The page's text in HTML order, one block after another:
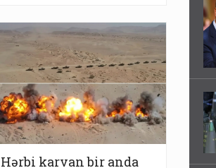
Hərbi karvan bir anda